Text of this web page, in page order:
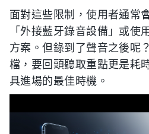
面對這些限制，使用者通常
「外接藍牙錄音設備」或使
方案。但錄到了聲音之後呢
檔，要回頭聽取重點更是耗
具進場的最佳時機。